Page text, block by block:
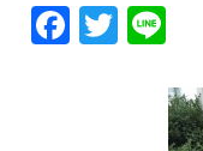
Fa T